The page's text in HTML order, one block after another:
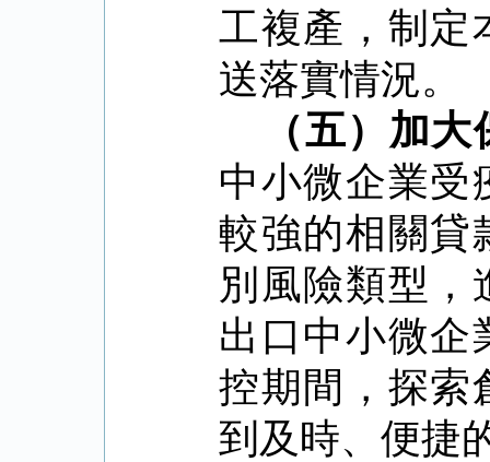
工複產，制定
送落實情況。
（五）加
中小微企業受
較強的相關貸
別風險類型，
出口中小微企
控期間，探索
到及時、便捷